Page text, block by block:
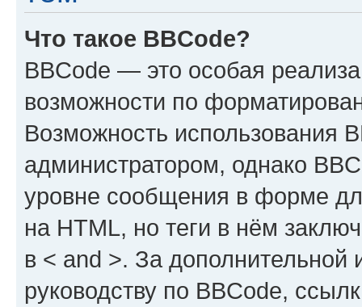
Что такое BBCode?
BBCode — это особая
возможности по
Возможность использования
администратором, однако
уровне сообщения в форме
на HTML, но теги в нём
в < and >. За
руководству по BBCode,